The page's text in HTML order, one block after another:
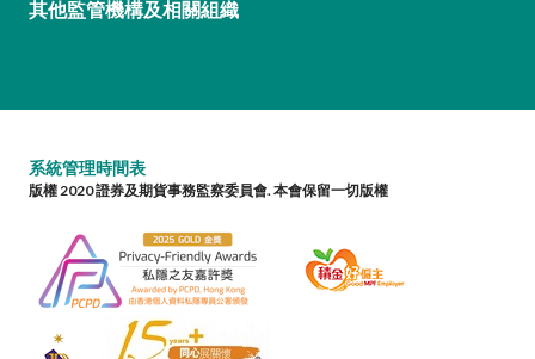
其他監管機構及相關組織
系統管理時間表
版權 2020 證券及期貨事務監察委員會. 本會保留一切版權